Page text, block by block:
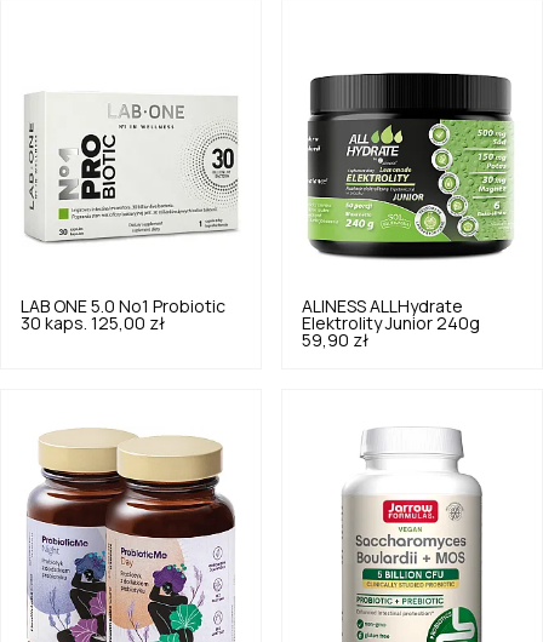
LAB ONE 5.0 No1 Probiotic
30 kaps. 125,00 zł
ALINESS ALLHydrate
Elektrolity Junior 240g
59,90 zł